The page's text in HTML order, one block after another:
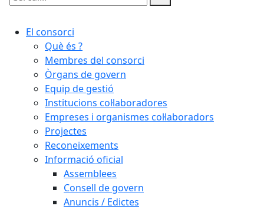
Cercar:
El consorci
Què és ?
Membres del consorci
Òrgans de govern
Equip de gestió
Institucions col·laboradores
Empreses i organismes col·laboradors
Projectes
Reconeixements
Informació oficial
Assemblees
Consell de govern
Anuncis / Edictes